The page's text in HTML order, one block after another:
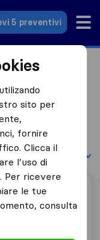
5 preventivi
in Italia
sito per
fornire
Clicca il
l’uso di
Per ricevere
le tue
consulta